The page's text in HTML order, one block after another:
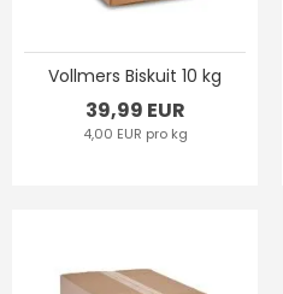
Vollmers Biskuit 10 kg
39,99 EUR
4,00 EUR pro kg